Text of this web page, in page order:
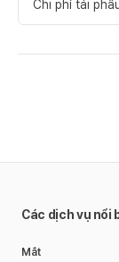
Chi phí tái
nào?
Các dịch vụ nổi
Mắt